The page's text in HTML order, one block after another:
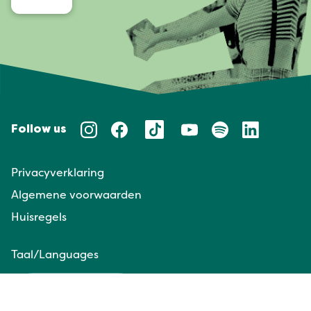
Follow us
Privacyverklaring
Algemene voorwaarden
Huisregels
Taal/Languages